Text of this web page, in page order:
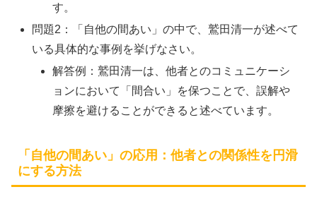
す。
問題2：「自他の間あい」の中で、鷲田清一が述べて
いる具体的な事例を挙げなさい。
解答例：鷲田清一は、他者とのコミュニケーシ
ョンにおいて「間合い」を保つことで、誤解や
摩擦を避けることができると述べています。
「自他の間あい」の応用：他者との関係性を円滑
にする方法